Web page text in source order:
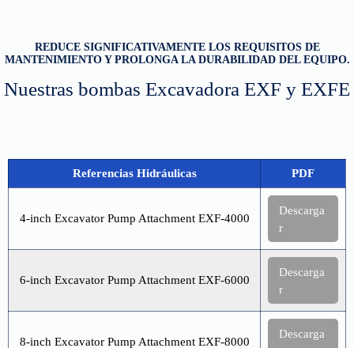
REDUCE SIGNIFICATIVAMENTE LOS REQUISITOS DE
MANTENIMIENTO Y PROLONGA LA DURABILIDAD DEL EQUIPO.
Nuestras bombas Excavadora EXF y EXFE
Referencias Hidráulicas PDF
4-inch Excavator Pump Attachment EXF-4000
Descarga
r
6-inch Excavator Pump Attachment EXF-6000
Descarga
r
8-inch Excavator Pump Attachment EXF-8000
Descarga